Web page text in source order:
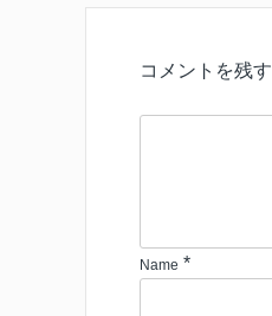
コメントを残す
Name *